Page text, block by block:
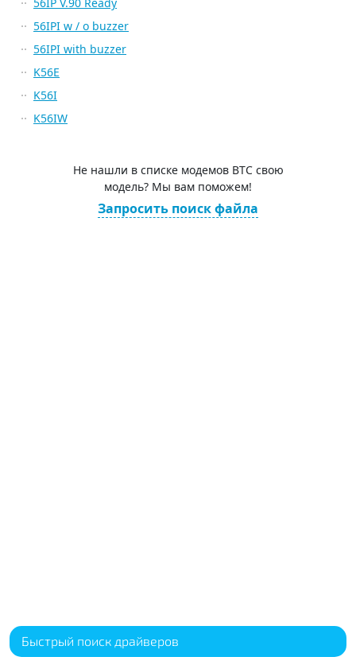
56IPI w / o buzzer
56IPI with buzzer
K56E
K56I
K56IW
Не нашли в списке модемов BTC свою
модель? Мы вам поможем!
Запросить поиск файла
Быстрый поиск драйверов